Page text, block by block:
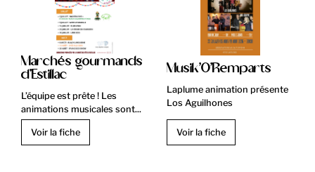
Marchés gourmands
d'Estillac
L’équipe est prête ! Les
animations musicales sont...
Voir la fiche
Musik’O’Remparts
Laplume animation présente
Los Aguilhones
Voir la fiche